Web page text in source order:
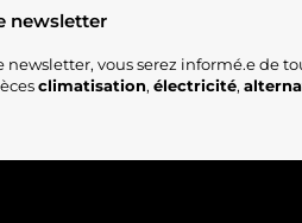
newsletter
vous serez informé.e de
climatisation, électricité,